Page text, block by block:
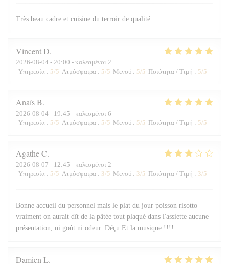
Très beau cadre et cuisine du terroir de qualité.
VincentD
2026-08-04 - 20:00 - καλεσμένοι 2
Υπηρεσία : 5/5 Ατμόσφαιρα : 5/5 Μενού : 5/5 Ποιότητα / Τιμή : 5/5
AnaïsB
2026-08-04 - 19:45 - καλεσμένοι 6
Υπηρεσία : 5/5 Ατμόσφαιρα : 5/5 Μενού : 5/5 Ποιότητα / Τιμή : 5/5
AgatheC
2026-08-07 - 12:45 - καλεσμένοι 2
Υπηρεσία : 5/5 Ατμόσφαιρα : 3/5 Μενού : 3/5 Ποιότητα / Τιμή : 3/5
Bonne accueil du personnel mais le plat du jour poisson risotto
vraiment on aurait dît de la pâtée tout plaqué dans l'assiette aucune
présentation, ni goût ni odeur. Déçu Et la musique !!!!
Damien L